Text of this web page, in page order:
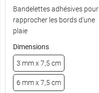
(3/0) 75 cm x
DS 16 mm
(4/0) 60 cm x
DS 12 mm
2,79 €
(5/0) 75 cm x
2,79 €
Bandelettes adhésives pour
rapprocher les bords d'une
plaie
Dimensions
3 mm x 7,5 cm
6 mm x 7,5 cm